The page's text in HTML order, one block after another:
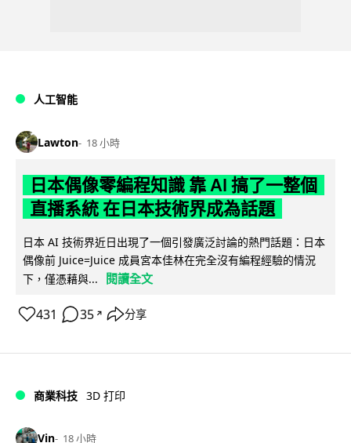
人工智能
Lawton 18 小時
日本偶像零編程知識 靠 AI 搞了一整個
直播系統 在日本技術界成為話題
日本 AI 技術界近日出現了一個引發廣泛討論的熱門話題：日本
偶像前 Juice=Juice 成員宮本佳林在完全沒有編程經驗的情況
下，僅憑藉與...
閱讀全文
431 35 ↗ 分享
商業科技 3D 打印
Vin 18 小時